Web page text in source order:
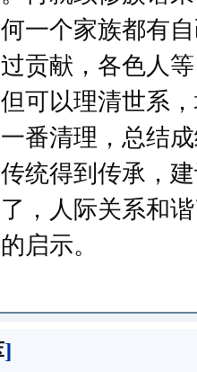
一个家族都有
贡献，各色人
可以理清世系
番清理，总结
统得到传承，
，人际关系和
启示。
]